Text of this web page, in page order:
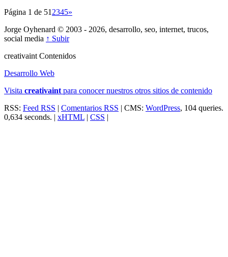
Página 1 de 51 2345»
Jorge Oyhenard © 2003 - 2026, desarrollo, seo, internet, trucos,
social media ↑ Subir
creativaint Contenidos
Desarrollo Web
Visita creativaint para conocer nuestros otros sitios de contenido
RSS: Feed RSS | Comentarios RSS | CMS: WordPress, 104 queries.
0,634 seconds. | xHTML | CSS |